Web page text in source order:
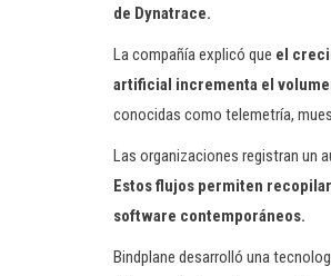
de Dynatrace.
La compañía explicó que el
artificial incrementa el
conocidas como telemetría,
Las organizaciones registran un
Estos flujos permiten
software contemporáneos.
Bindplane desarrolló una